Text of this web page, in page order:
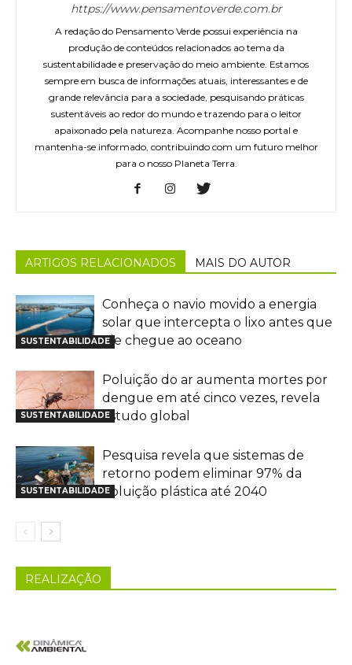
https://www.pensamentoverde.com.br
A redação do Pensamento Verde possui experiência na
produção de conteúdos relacionados ao tema da
sustentabilidade e preservação do meio ambiente. Estamos
sempre em busca de informações atuais, interessantes e de
grande relevância para a sociedade, pesquisando práticas
sustentáveis ao redor do mundo e trazendo para o leitor
apaixonado pela natureza. Acompanhe nosso portal e
mantenha-se informado, contribuindo com um futuro melhor
para o nosso Planeta Terra.
ARTIGOS RELACIONADOS MAIS DO AUTOR
SUSTENTABILIDADE
Conheça o navio movido a energia
solar que intercepta o lixo antes que
ele chegue ao oceano
SUSTENTABILIDADE
Poluição do ar aumenta mortes por
dengue em até cinco vezes, revela
estudo global
SUSTENTABILIDADE
Pesquisa revela que sistemas de
retorno podem eliminar 97% da
poluição plástica até 2040
REALIZAÇÃO